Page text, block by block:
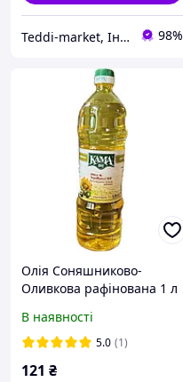
Teddi-market, Інтернет маркет 98%
Олія Соняшниково-
Оливкова рафінована 1 л
В наявності
5.0 (1)
121 ₴